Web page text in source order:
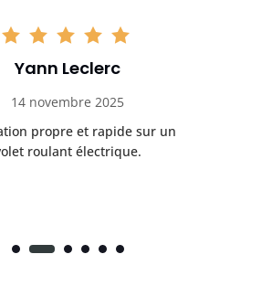
Yann Leclerc
14 novembre 2025
propre et rapide sur un
roulant électrique.